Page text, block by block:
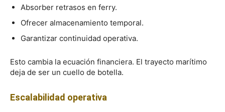
Absorber retrasos en ferry.
Ofrecer almacenamiento temporal.
Garantizar continuidad operativa.
Esto cambia la ecuación financiera. El trayecto marítimo
deja de ser un cuello de botella.
Escalabilidad operativa